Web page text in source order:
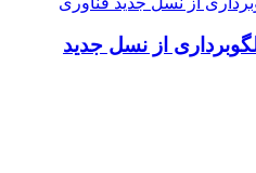
از نسل جدید